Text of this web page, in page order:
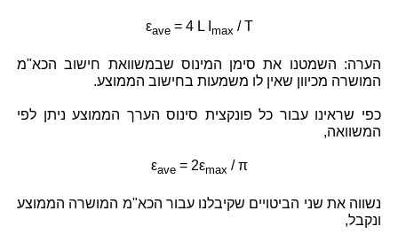
εave= 4 L I max / T
הערה: השמטנו את סימן המינוס שבמשוואת חישוב הכא"מ
המושרה מכיוון שאין לו משמעות בחישוב הממוצע.
כפי שראינו עבור כל פונקצית סינוס הערך הממוצע ניתן לפי
המשוואה,
εave= 2εmax / π
נשווה את שני הביטויים שקיבלנו עבור הכא"מ המושרה הממוצע
ונקבל,